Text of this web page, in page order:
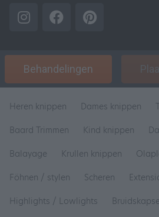
Behandelingen
Heren knippen Dames knippen
Baard Trimmen
Kind knippen
Balayage
Krullen knippen
Föhnen / stylen
Scheren
Highlights / Lowlights